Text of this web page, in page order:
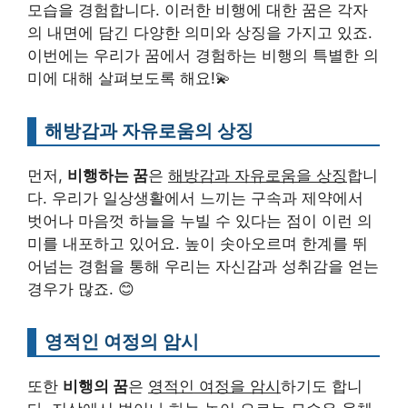
모습을 경험합니다. 이러한 비행에 대한 꿈은 각자
의 내면에 담긴 다양한 의미와 상징을 가지고 있죠.
이번에는 우리가 꿈에서 경험하는 비행의 특별한 의
미에 대해 살펴보도록 해요!💫
해방감과 자유로움의 상징
먼저, 비행하는 꿈은 해방감과 자유로움을 상징합니
다. 우리가 일상생활에서 느끼는 구속과 제약에서
벗어나 마음껏 하늘을 누빌 수 있다는 점이 이런 의
미를 내포하고 있어요. 높이 솟아오르며 한계를 뛰
어넘는 경험을 통해 우리는 자신감과 성취감을 얻는
경우가 많죠. 😊
영적인 여정의 암시
또한 비행의 꿈은 영적인 여정을 암시하기도 합니